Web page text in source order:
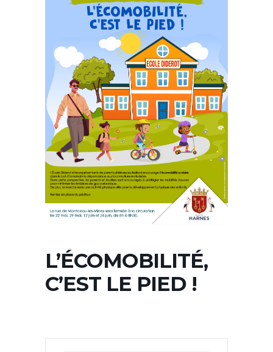
L’ÉCOMOBILITÉ,
C’EST LE PIED !